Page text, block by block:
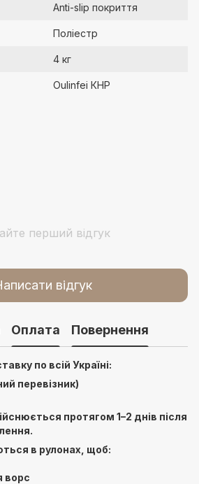
Anti-slip покриття
Поліестр
4 кг
Oulinfei КНР
перший відгук
відгук
Оплата Повернення
по всій Україні:
перевізник)
протягом 1–2 днів після
в рулонах, щоб:
ворс